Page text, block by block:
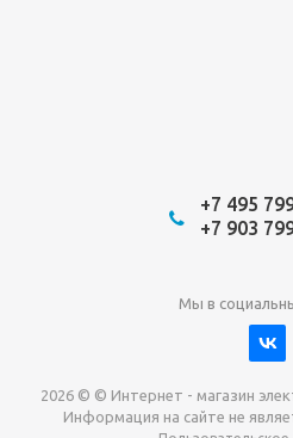
+7 495
+7 903
Мы в
2026 © © Интернет - магазин
Информация на сайте не